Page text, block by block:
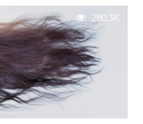
280.3K